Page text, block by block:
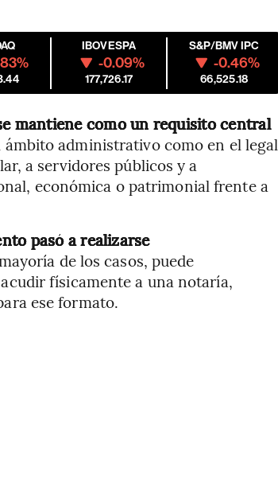
IBOVESPA
-0.09%
177,726.17
S&P/BMV IPC
-0.46%
66,525.18
mantiene como un requisito central
administrativo como en el legal
a servidores públicos y a
económica o patrimonial frente a
pasó a realizarse
de los casos, puede
físicamente a una notaría,
ese formato.